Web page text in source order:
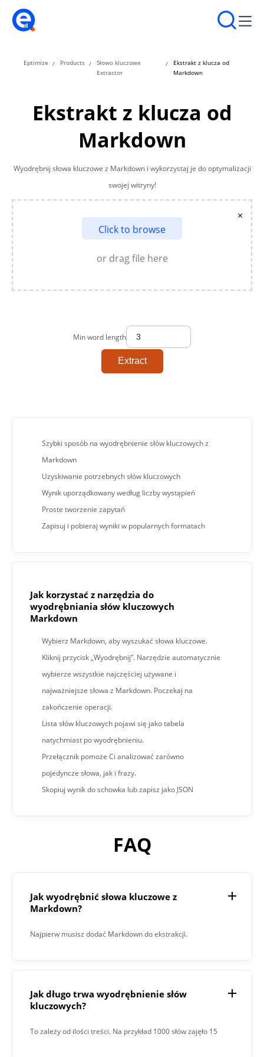
Eptimize Products
Słowo kluczowe
Extractor
Ekstrakt z klucza od
Markdown
Ekstrakt z klucza od
Markdown
Wyodrębnij słowa kluczowe z Markdown i wykorzystaj je do optymalizacji
swojej witryny!
Click to browse
or drag file here
×
Min word length
Extract
Szybki sposób na wyodrębnienie słów kluczowych z
Markdown
Uzyskiwanie potrzebnych słów kluczowych
Wynik uporządkowany według liczby wystąpień
Proste tworzenie zapytań
Zapisuj i pobieraj wyniki w popularnych formatach
Jak korzystać z narzędzia do
wyodrębniania słów kluczowych
Markdown
Wybierz Markdown, aby wyszukać słowa kluczowe.
Kliknij przycisk „Wyodrębnij”. Narzędzie automatycznie
wybierze wszystkie najczęściej używane i
najważniejsze słowa z Markdown. Poczekaj na
zakończenie operacji.
Lista słów kluczowych pojawi się jako tabela
natychmiast po wyodrębnieniu.
Przełącznik pomoże Ci analizować zarówno
pojedyncze słowa, jak i frazy.
Skopiuj wynik do schowka lub zapisz jako JSON
FAQ
Jak wyodrębnić słowa kluczowe z
Markdown?
Najpierw musisz dodać Markdown do ekstrakcji.
Jak długo trwa wyodrębnienie słów
kluczowych?
To zależy od ilości treści. Na przykład 1000 słów zajęło 15